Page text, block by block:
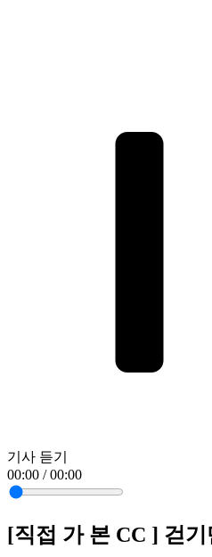
기사 듣기
00:00 / 00:00
[직접 가 본 CC ] 걷